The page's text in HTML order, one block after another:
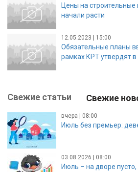
Цены на
начали расти
12.05.2023 | 15:00
Обязательные планы
рамках КРТ утвердят
Свежие статьи Свежие
вчера | 08:00
Июль без премьер:
03.08.2026 | 08:00
Июль – на дворе пусто,